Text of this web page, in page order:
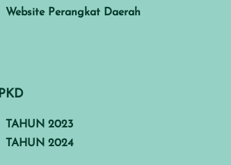
Website Perangkat Daerah
IPKD
TAHUN 2023
TAHUN 2024